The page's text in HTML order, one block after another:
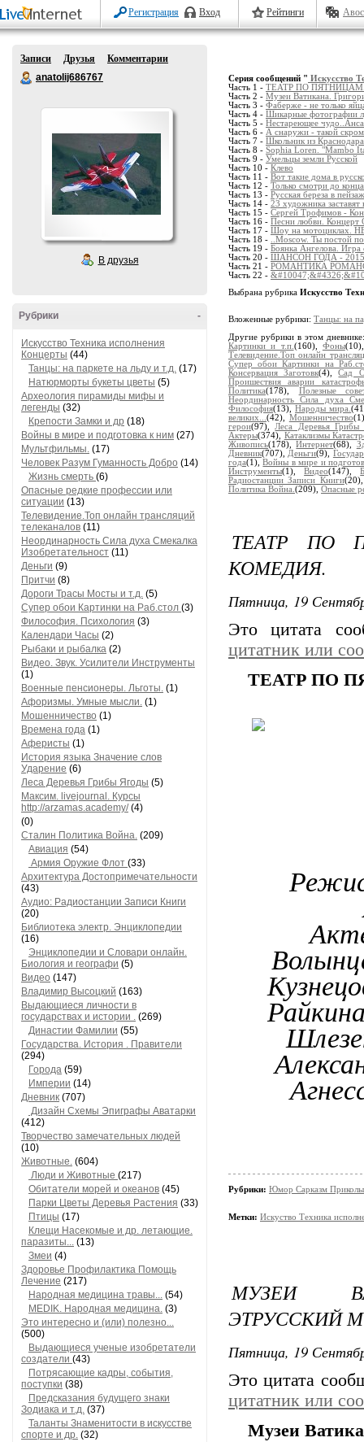
Регистрация Вход Рейтинги
Записи Друзья
Комментарии
anatolij686767
В друзья
-
Рубрики
Искусство Техника исполнения
Концерты (44)
Танцы: на паркете на льду и т.д. (17)
Натюрморты букеты цветы (5)
Археология пирамиды мифы и
легенды (32)
Крепости Замки и др (18)
Войны в мире и подготовка к ним (27)
Мультфильмы. (17)
Человек Разум Гуманность Добро (14)
Жизнь смерть (6)
Опасные редкие профессии или
ситуации (13)
Телевидение.Топ онлайн трансляций
телеканалов (11)
Неординарность Сила духа Смекалка
Изобретательност (11)
Деньги (9)
Притчи (8)
Дороги Трасы Мосты и т.д. (5)
Супер обои Картинки на Раб.стол (3)
Философия. Психология (3)
Календари Часы (2)
Рыбаки и рыбалка (2)
Видео. Звук. Усилители Инструменты
(1)
Военные пенсионеры. Льготы. (1)
Афоризмы. Умные мысли. (1)
Мошенничество (1)
Времена года (1)
Аферисты (1)
История языка Значение слов
Ударение (6)
Леса Деревья Грибы Ягоды (5)
Максим. livejournal. Курсы
http://arzamas.academy/(4)
(0)
Сталин Политика Война. (209)
Авиация (54)
Армия Оружие Флот (33)
Архитектура Достопримечательности
(43)
Аудио: Радиостанции Записи Книги
(20)
Библиотека электр. Энциклопедии
(16)
Энциклопедии и Словари онлайн.
Биология и географи (5)
Видео (147)
Владимир Высоцкий (163)
Выдающиеся личности в
государствах и истории . (269)
Династии Фамилии (55)
Государства. История . Правители
(294)
Города (59)
Империи (14)
Дневник (707)
Дизайн Схемы Эпиграфы Аватарки
(412)
Творчество замечательных людей
(10)
Животные. (604)
Люди и Животные (217)
Обитатели морей и океанов (45)
Парки Цветы Деревья Растения (33)
Птицы (17)
Клещи Насекомые и др. летающие.
паразиты... (13)
Змеи (4)
Здоровье Профилактика Помощь
Лечение (217)
Народная медицина травы... (54)
MEDIK. Народная медицина. (3)
Это интересно и (или) полезно...
(500)
Выдающиеся ученые изобретатели
создатели (43)
Потрясающие кадры, события,
поступки (38)
Предсказания будущего знаки
Зодиака и т.д. (37)
Таланты Знаменитости в искусстве
спорте и др. (32)
Серия сообщений " Искусство
Часть 1 - ТЕАТР ПО
Часть 2 - Музеи Ватикана.
Часть 3 - Фаберже - не только
Часть 4 - Шикарные фотографии
Часть 5 - Нестареющее
Часть 6 - А снаружи - такой
Часть 7 - Школьник из
Часть 8 - Sophia Loren. "Mambo
Часть 9 - Умельцы земли Русской
Часть 10 - Клево
Часть 11 - Вот такие дома в
Часть 12 - Только смотри до
Часть 13 - Русская береза в
Часть 14 - 23 художника заставят
Часть 15 - Сергей Трофимов -
Часть 16 - Песни любви. Концерт
Часть 17 - Шоу на
Часть 18 -
..Moscow. Ты постой
Часть 19 - Боянка Ангелова. Игра
Часть 20 - ШАНСОН ГОДА -
Часть 21 - РОМАНТИКА РОМАНСА.
Часть 22 -
Выбрана рубрика Искусство
Вложенные рубрики: Танцы: на
Другие рубрики в этом
Картинки и т.п. (160), Фоны
Телевидение.Топ онлайн
Супер обои Картинки на
Консервация Заготовк(4),Сад
Проишествия аварии
Политика(178), Полезные
Неординарность Сила духа
Философия(13),Народы мира.
великих... (42), Мошенничество
герои(97), Леса Деревья Грибы
Актеры(374), Катаклизмы
Живопись(178),Интернет(68),
Дневник(707), Деньги(9),
года(1),Войны в мире и
Инструменты(1),Видео(147),
Радиостанции Записи Книги
Политика Война. (209), Опасные
ТЕАТР ПО
КОМЕДИЯ.
Пятница, 19
Это цитата
цитатник или
ТЕАТР ПО
Рубрики: Юмор Сарказм
Метки: Искуство Техника
МУЗЕИ
ЭТРУССКИЙ
Пятница, 19
Это цитата
цитатник или
Музеи